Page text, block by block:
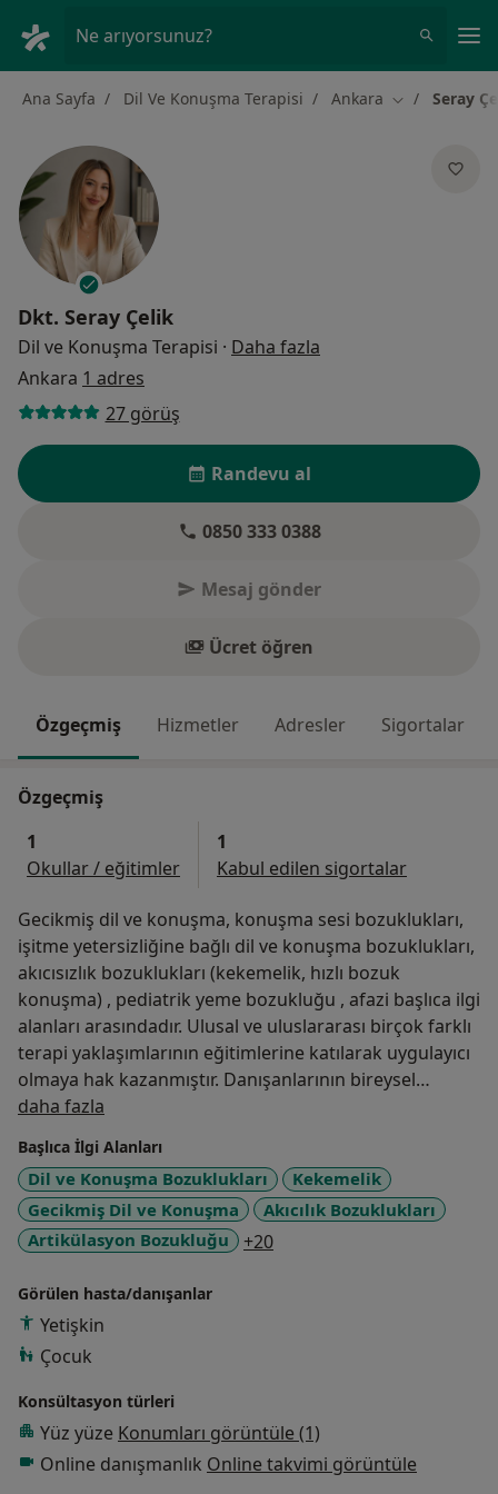
Ne arıyorsunuz?
Ana Sayfa Dil Ve Konuşma Terapisi Ankara Şehir değiştir
Seray
Dkt. Seray Çelik
Dil ve Konuşma Terapisi · Daha fazla
Ankara 1 adres
27 görüş
Randevu al
0850 333 0388
Mesaj gönder
Ücret öğren
Özgeçmiş Hizmetler Adresler Sigortalar
Özgeçmiş
1
Okullar / eğitimler
1
Kabul edilen sigortalar
Gecikmiş dil ve konuşma, konuşma sesi bozuklukları,
işitme yetersizliğine bağlı dil ve konuşma bozuklukları,
akıcısızlık bozuklukları (kekemelik, hızlı bozuk
konuşma) , pediatrik yeme bozukluğu , afazi başlıca ilgi
alanları arasındadır. Ulusal ve uluslararası birçok farklı
terapi yaklaşımlarının eğitimlerine katılarak uygulayıcı
olmaya hak kazanmıştır. Danışanlarının bireysel
özelliklerini, güçlü ve zayıf yönlerini, ilgi alanlarını göz
önünde bulundurarak bireye özel terapi planı
oluşturmaktadır. 2022 yılından bu yana aktif olarak
iletişim, dil, konuşma ve beslenme bozukluğu yaşayan
bireylere terapi hizmeti vermektedir.
Ergen Yetişkin Kekemeliğinde Bilişsel Davranışçı
Yaklaşım ve Exposure Eğitimi’ , Uzm. Dkt. Veysel
Kızılboğa-Uzm. Psk. Dan. Mahmut Kızılboğa
Pediatrik Yeme Bozukluğunda DIR Bakış Açısı , Uzm.
Dkt. Çiğdem Ergül
daha fazla
Başlıca İlgi Alanları
Dil ve Konuşma Bozuklukları
Kekemelik
Gecikmiş Dil ve Konuşma
Akıcılık Bozuklukları
Artikülasyon Bozukluğu
+20a11y_sr_more_diseases
Görülen hasta/danışanlar
Yetişkin
Çocuk
Konsültasyon türleri
Yüz yüze Konumları görüntüle (1)
Online danışmanlık Online takvimi görüntüle